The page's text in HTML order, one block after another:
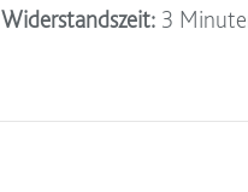
Widerstandszeit:3